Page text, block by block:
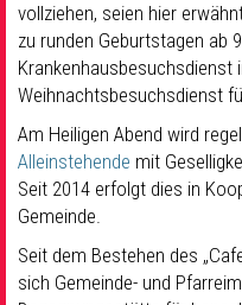
Seelsorge & Kontakt
vollziehen, seien hier
zu runden Geburtstagen ab
Krankenhausbesuchsdienst
Weihnachtsbesuchsdienst
Am Heiligen Abend wird
Alleinstehende mit
Seit 2014 erfolgt dies in
Gemeinde.
Seit dem Bestehen des
sich Gemeinde- und